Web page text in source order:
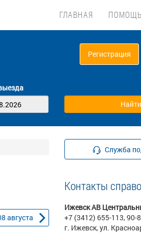
ГЛАВНАЯ ПОМОЩЬ
Регистрация
августа
Служба
Контакты
Ижевск АВ
+7 (3412) 655-113, 90-
г. Ижевск, ул.